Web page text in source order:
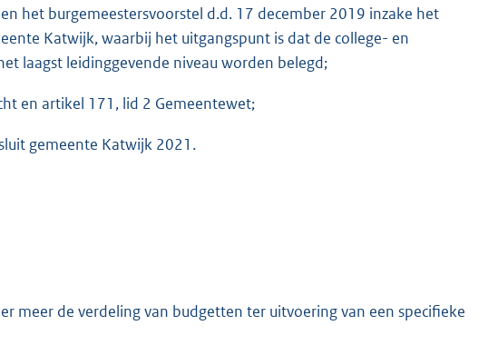
het burgemeestersvoorstel d.d. 17 december 2019 inzake het
Katwijk, waarbij het uitgangspunt is dat de college- en
laagst leidinggevende niveau worden belegd;
en artikel 171, lid 2 Gemeentewet;
gemeente Katwijk 2021.
meer de verdeling van budgetten ter uitvoering van een specifieke